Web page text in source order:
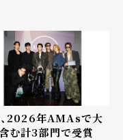
2026年AMAsで大
む計3部門で受賞